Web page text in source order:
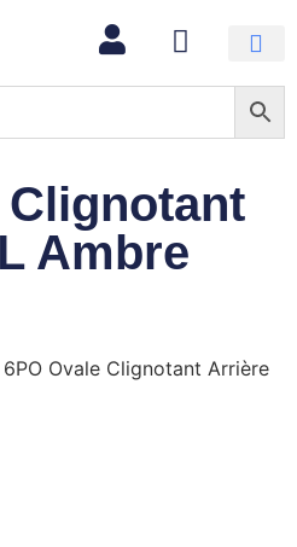
Clignotant
Ambre
Ovale Clignotant Arrière